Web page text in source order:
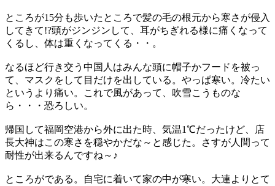
ところが15分も歩いたところで髪の毛の根元から寒さが侵入
してきて!?頭がジンジンして、耳がちぎれる様に痛くなって
くるし、体は重くなってくる・・。
なるほど行き交う中国人はみんな頭に帽子かフードを被っ
て、マスクをして目だけを出している。やっぱ寒い。冷たい
というより痛い。これで風があって、吹雪こうものな
ら・・・恐ろしい。
帰国して福岡空港から外に出た時、気温1℃だったけど、店
長大神はこの寒さを穏やかだな～と感じた。さすが人間って
耐性が出来るんですね～♪
ところがである。自宅に着いて家の中が寒い。大連よりとて